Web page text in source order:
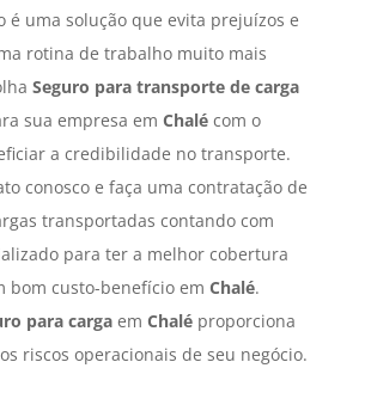
é uma solução que evita prejuízos e
rotina de trabalho muito mais
Seguro para transporte de carga
sua empresa em Chalécom o
a credibilidade no transporte.
conosco e faça uma contratação de
transportadas contando com
para ter a melhor cobertura
bom custo-benefício em Chalé.
para cargaem Chaléproporciona
riscos operacionais de seu negócio.